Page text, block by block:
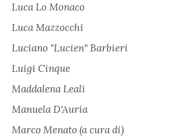
Luca Lo Monaco
Luca Mazzocchi
Luciano "Lucien" Barbieri
Luigi Cinque
Maddalena Leali
Manuela D'Auria
Marco Menato (a cura di)